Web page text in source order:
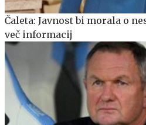
Čaleta: Javnost bi morala o
več informacij